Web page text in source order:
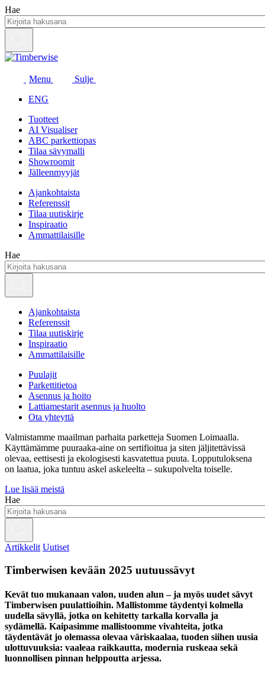
Siirry
sisältöön
Hae
Menu
Sulje
ENG
Tuotteet
AI Visualiser
ABC parkettiopas
Tilaa sävymalli
Showroomit
Jälleenmyyjät
Ajankohtaista
Referenssit
Tilaa uutiskirje
Inspiraatio
Ammattilaisille
Hae
Ajankohtaista
Referenssit
Tilaa uutiskirje
Inspiraatio
Ammattilaisille
Puulajit
Parkettitietoa
Asennus ja hoito
Lattiamestarit asennus ja huolto
Ota yhteyttä
Valmistamme maailman parhaita parketteja Suomen Loimaalla.
Käyttämämme puuraaka-aine on sertifioitua ja siten jäljitettävissä
olevaa, eettisesti ja ekologisesti kasvatettua puuta. Lopputuloksena
on laatua, joka tuntuu askel askeleelta – sukupolvelta toiselle.
Lue lisää meistä
Hae
Artikkelit Uutiset
Timberwisen kevään 2025 uutuussävyt
Kevät tuo mukanaan valon, uuden alun – ja myös uudet sävyt
Timberwisen puulattioihin. Mallistomme täydentyi kolmella
uudella sävyllä, jotka on kehitetty tarkalla korvalla ja
sydämellä. Kaipasimme mallistoomme vivahteita, jotka
täydentävät jo olemassa olevaa väriskaalaa, tuoden siihen uusia
ulottuvuuksia: vaaleaa raikkautta, modernia ruskeaa sekä
luonnollisen pinnan helppoutta arjessa.